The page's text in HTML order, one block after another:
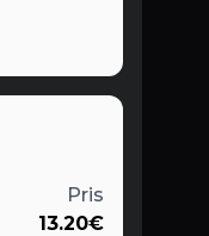
Pris
13.20€